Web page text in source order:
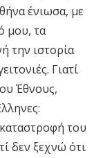
ένιωσα, με
μου, τα
την ιστορία
Γιατί
Έθνους,
του
δεν ξεχνώ ότι